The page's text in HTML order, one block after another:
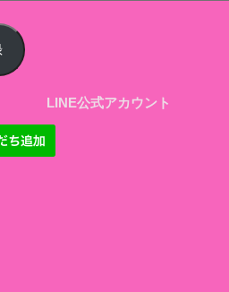
LINE公式アカウント